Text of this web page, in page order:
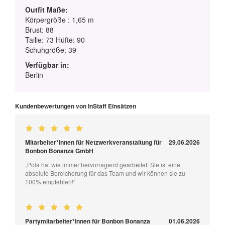
Outfit Maße:
Körpergröße : 1,65 m
Brust: 88
Taille: 73 Hüfte: 90
Schuhgröße: 39
Verfügbar in:
Berlin
Kundenbewertungen von InStaff Einsätzen
Mitarbeiter*innen für Netzwerkveranstaltung für
Bonbon Bonanza GmbH
29.06.2026
„Pola hat wie immer hervorragend gearbeitet. Sie ist eine
absolute Bereicherung für das Team und wir können sie zu
100% empfehlen!“
Partymitarbeiter*innen für Bonbon Bonanza
01.06.2026